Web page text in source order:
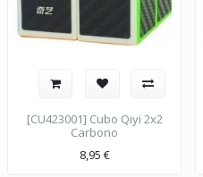
[CU423001] Cubo Qiyi 2x2
Carbono
8,95 €